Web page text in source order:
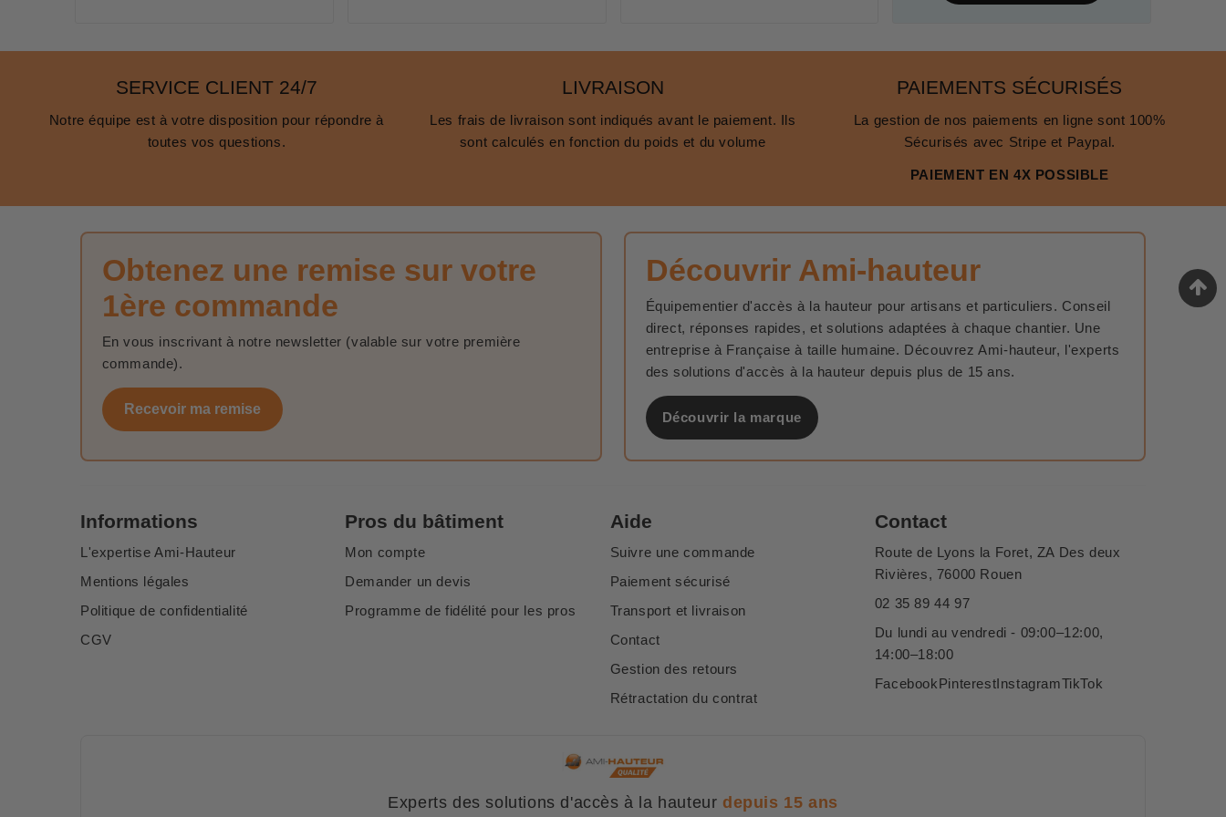
SERVICE CLIENT 24/7
Notre équipe est à votre disposition pour répondre à
toutes vos questions.
LIVRAISON
Les frais de livraison sont indiqués avant le paiement. Ils
sont calculés en fonction du poids et du volume
PAIEMENTS SÉCURISÉS
La gestion de nos paiements en ligne sont 100%
Sécurisés avec Stripe et Paypal.
PAIEMENT EN 4X POSSIBLE
Obtenez une remise sur votre
1ère commande
En vous inscrivant à notre newsletter (valable sur votre première
commande).
Recevoir ma remise
Découvrir Ami-hauteur
Équipementier d'accès à la hauteur pour artisans et particuliers. Conseil
direct, réponses rapides, et solutions adaptées à chaque chantier. Une
entreprise à Française à taille humaine. Découvrez Ami-hauteur, l'experts
des solutions d'accès à la hauteur depuis plus de 15 ans.
Découvrir la marque
Informations
L'expertise Ami-Hauteur
Mentions légales
Politique de confidentialité
CGV
Pros du bâtiment
Mon compte
Demander un devis
Programme de fidélité pour les pros
Aide
Suivre une commande
Paiement sécurisé
Transport et livraison
Contact
Gestion des retours
Rétractation du contrat
Contact
Route de Lyons la Foret, ZA Des deux
Rivières, 76000 Rouen
02 35 89 44 97
Du lundi au vendredi - 09:00–12:00,
14:00–18:00
FacebookPinterestInstagramTikTok
Experts des solutions d'accès à la hauteur depuis 15 ans